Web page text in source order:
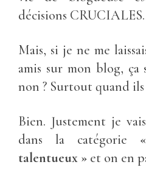
décisions
Mais, si je ne me
amis sur mon blog,
non ? Surtout quand
Bien. Justement je
dans la catégorie
talentueux » et on en